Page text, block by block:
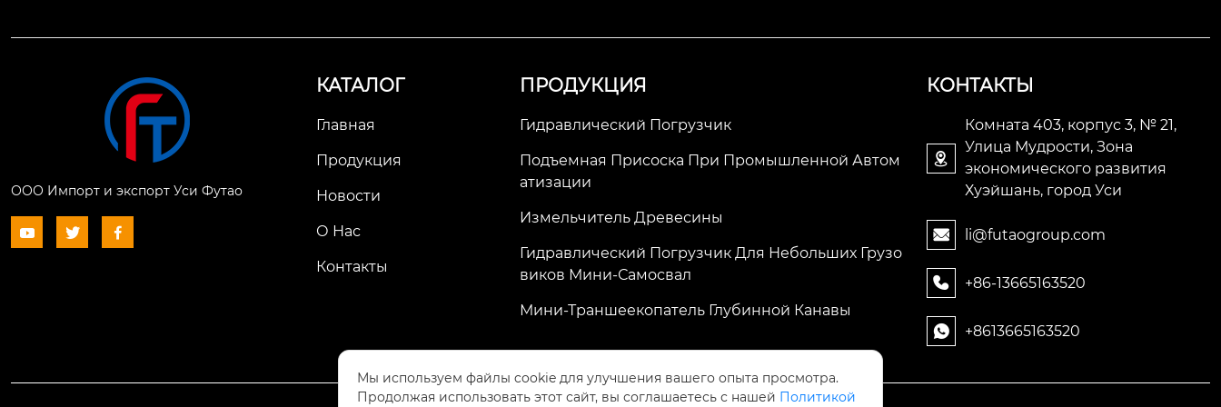
ООО Импорт и экспорт Уси Футао
  
КАТАЛОГ
Главная
Продукция
Новости
О Нас
Контакты
ПРОДУКЦИЯ
Гидравлический Погрузчик
Подъемная Присоска При Промышленной Автом
Атизации
Измельчитель Древесины
Гидравлический Погрузчик Для Небольших Грузо
Виков Мини-Самосвал
Мини-Траншеекопатель Глубинной Канавы
КОНТАКТЫ

Комната 403, корпус 3, № 21,
Улица Мудрости, Зона
экономического развития
Хуэйшань, город Уси
 li@futaogroup.com
 +86-13665163520
 +8613665163520
Мы используем файлы cookie для улучшения вашего опыта просмотра.
Продолжая использовать этот сайт, вы соглашаетесь с нашей Политикой